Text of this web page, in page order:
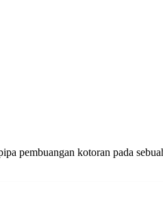
pembuangan kotoran pada